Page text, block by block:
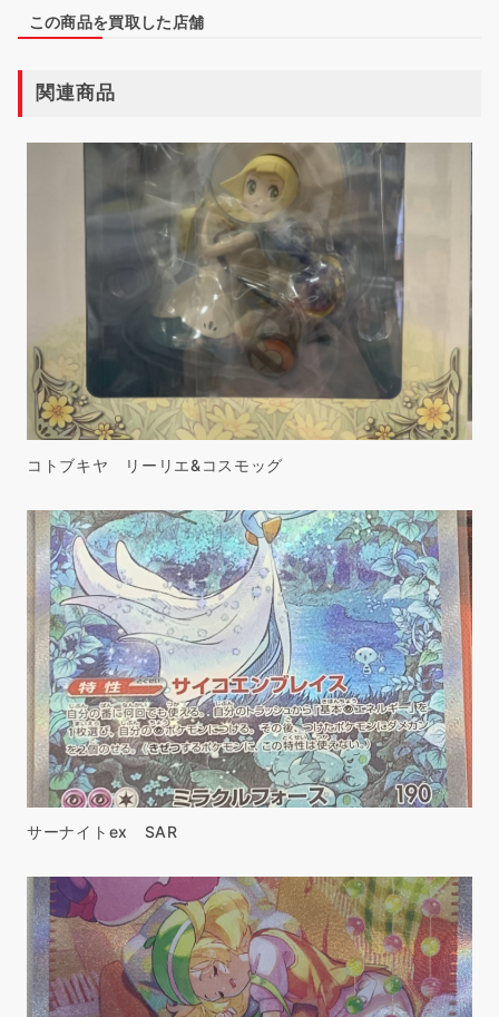
この商品を買取した店舗
関連商品
コトブキヤ リーリエ&コスモッグ
サーナイトex SAR